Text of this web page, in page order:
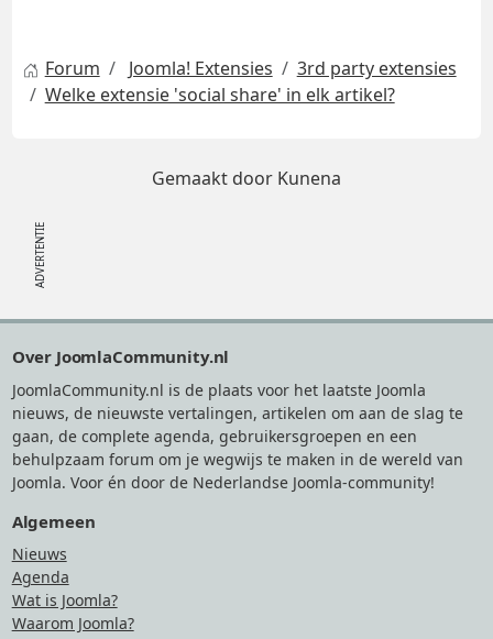
Forum Joomla! Extensies
3rd party extensies
Welke extensie 'social share' in elk artikel?
Gemaakt door Kunena
Over JoomlaCommunity.nl
JoomlaCommunity.nl is de plaats voor het laatste Joomla
nieuws, de nieuwste vertalingen, artikelen om aan de slag te
gaan, de complete agenda, gebruikersgroepen en een
behulpzaam forum om je wegwijs te maken in de wereld van
Joomla. Voor én door de Nederlandse Joomla-community!
Algemeen
Nieuws
Agenda
Wat is Joomla?
Waarom Joomla?